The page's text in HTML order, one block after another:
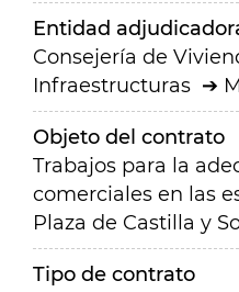
Entidad
Consejería de
Infraestructuras
Objeto del contrato
Trabajos para la
comerciales en las
Plaza de Castilla y
Tipo de contrato